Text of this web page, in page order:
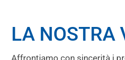
LA NOSTRA
Affrontiamo con sincerità i